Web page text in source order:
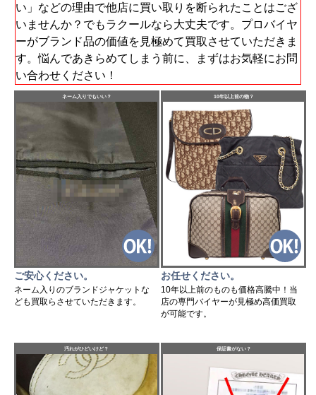
い」などの理由で他店に買い取りを断られたことはござ
いませんか？でもラクールなら大丈夫です。プロバイヤ
ーがブランド品の価値を見極めて買取させていただきま
す。悩んであきらめてしまう前に、まずはお気軽にお問
い合わせください！
ネーム入りでもいい？
ご安心ください。
ネーム入りのブランドジャケットな
ども買取らさせていただきます。
10年以上前の物？
お任せください。
10年以上前のものも価格高騰中！当
店の専門バイヤーが見極め高価買取
が可能です。
汚れがひどいけど？ 保証書がない？